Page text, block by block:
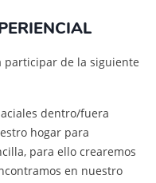
participar de la siguiente
dentro/fuera
hogar para
para ello crearemos
en nuestro